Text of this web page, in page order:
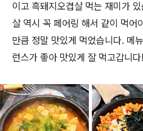
이고 흑돼지오겹살 먹는 재미가
살 역시 꼭 페어링 해서 같이 먹어
만큼 정말 맛있게 먹었습니다. 메
런스가 좋아 맛있게 잘 먹고갑니